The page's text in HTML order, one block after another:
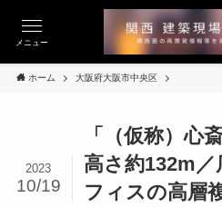
メニュー
ホーム 大阪府大阪市中央区
「（仮称）心
高さ約132m
フィスの高層
2023
10/19